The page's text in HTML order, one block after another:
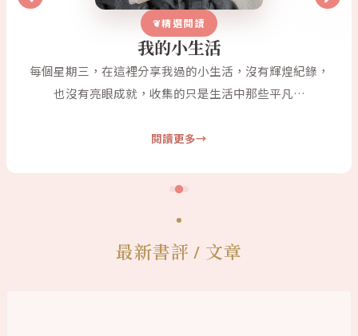
精選閱讀
我的小生活
每個星期三，在這裡分享我過的小生活，沒有輝煌紀錄，
也沒有亮眼成就，收集的只是生活中那些平凡…
閱讀更多
最新書評 / 文章